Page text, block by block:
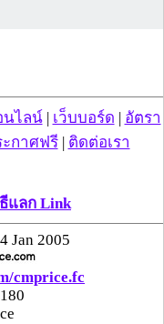
ตนต้องศึกษาเป็น
งในวัย 75 ปีของ
าไม่ได้สร้างให้คน
คจริงๆไม่ใช่มติ
ด้ว่ากล่าวหัวหน้า
กับการบริหารออก
วยตัวเองไม่ได้ ให้
ยนหากหัวหน้า
มทั้งตนด้วยต้องรับ
นไลน์| เว็บบอร์ด
อัตรา
กาศฟรี| ติดต่อเรา
แลก Link
Jan 2005
cmprice.fc